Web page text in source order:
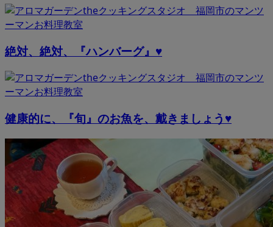
絶対、絶対、『ハンバーグ』♥
健康的に、『旬』のお魚を、戴きましょう♥